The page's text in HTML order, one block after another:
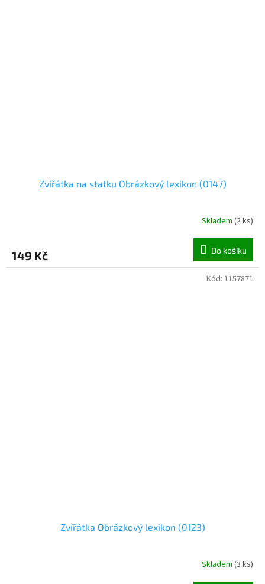
Zvířátka na statku Obrázkový lexikon (0147)
Skladem (2 ks)
149 Kč Do košíku
Zvířátka Obrázkový lexikon (0123)
Skladem (3 ks)
Kód: 1157871